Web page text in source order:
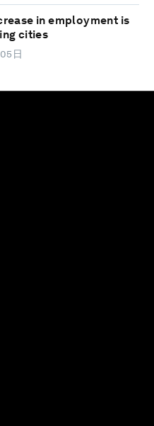
in employment is
cities
日